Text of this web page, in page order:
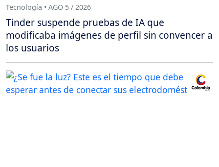
Tecnología • AGO 5 / 2026
Tinder suspende pruebas de IA que
modificaba imágenes de perfil sin convencer a
los usuarios